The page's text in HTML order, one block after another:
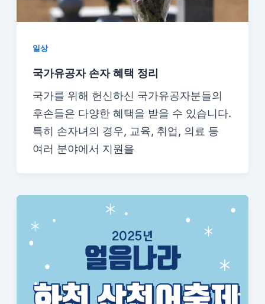
일상
국가유공자 손자 혜택 정리
국가를 위해 헌신하신 국가유공자분들의
후손들은 다양한 혜택을 받을 수 있습니다.
특히 손자녀의 경우, 교육, 취업, 의료 등
여러 분야에서 지원을